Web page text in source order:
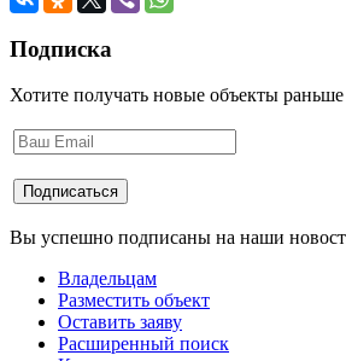
Подписка
Хотите получать новые объекты раньше
Вы успешно подписаны на наши
Владельцам
Разместить объект
Оставить заяву
Расширенный поиск